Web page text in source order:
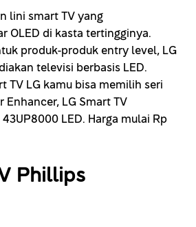
lini smart TV yang
OLED di kasta tertingginya.
produk-produk entry level, LG
televisi berbasis LED.
TV LG kamu bisa memilih seri
Enhancer, LG Smart TV
LED. Harga mulai Rp
Phillips